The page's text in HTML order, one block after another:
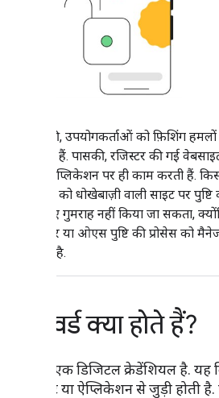
पासकी, उपयोगकर्ताओं को फ़िशिंग
बचाती हैं. पासकी, रजिस्टर की गई
और ऐप्लिकेशन पर ही काम करती हैं.
व्यक्ति को धोखेबाज़ी वाली साइट पर
के लिए गुमराह नहीं किया जा सकता,
ब्राउज़र या ओएस पुष्टि की प्रोसेस को
करता है.
पासवर्ड क्या होते हैं?
पासकी एक डिजिटल क्रेडेंशियल है.
वेबसाइट या ऐप्लिकेशन से जुड़ी होती